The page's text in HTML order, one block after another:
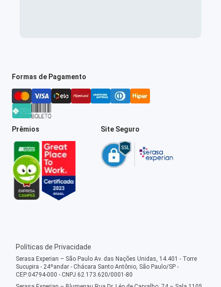
Formas de Pagamento
Prêmios Site Seguro
Políticas de Privacidade
Serasa Experian – São Paulo Av. das Nações Unidas, 14.401 - Torre
Sucupira - 24ºandar - Chácara Santo Antônio, São Paulo/SP -
CEP:04794-000 - CNPJ 62.173.620/0001-80